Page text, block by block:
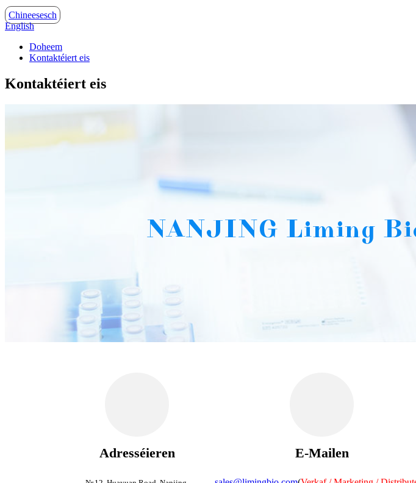
Chineesesch
English
Doheem
Kontaktéiert eis
Kontaktéiert eis
NANJING Liming
Adresséieren E-Mailen